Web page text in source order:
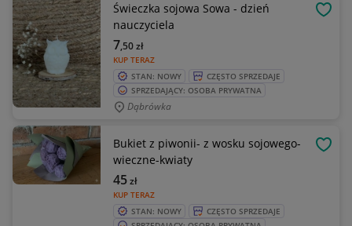
Świeczka sojowa Sowa - dzień
nauczyciela
KUP TERAZ
7,50zł
STAN: NOWY
CZĘSTO SPRZEDAJE
SPRZEDAJĄCY: OSOBA PRYWATNA
Dąbrówka
Bukiet z piwonii- z wosku sojowego-
wieczne-kwiaty
KUP TERAZ
45zł
STAN: NOWY
CZĘSTO SPRZEDAJE